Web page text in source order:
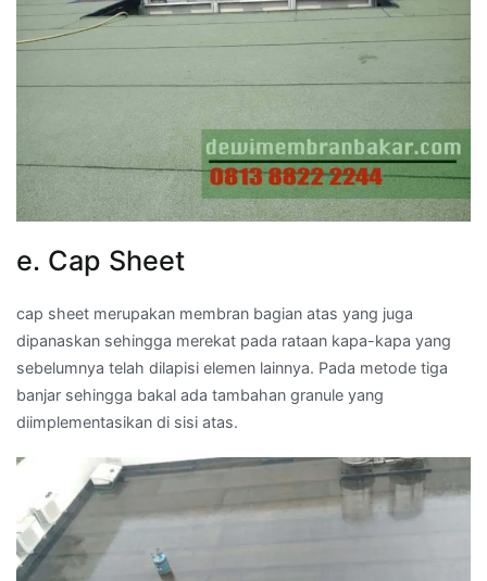
e. Cap Sheet
cap sheet merupakan membran bagian atas yang juga
dipanaskan sehingga merekat pada rataan kapa-kapa yang
sebelumnya telah dilapisi elemen lainnya. Pada metode tiga
banjar sehingga bakal ada tambahan granule yang
diimplementasikan di sisi atas.